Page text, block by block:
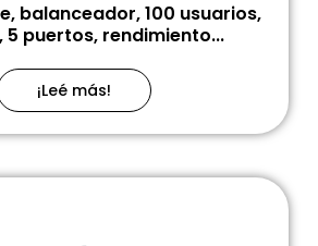
balanceador, 100 usuarios,
5 puertos, rendimiento...
¡Leé más!